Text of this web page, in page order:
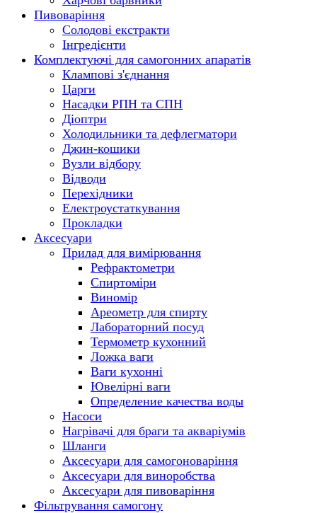
Пивоваріння
Солодові екстракти
Інгредієнти
Комплектуючі для самогонних апаратів
Клампові з'єднання
Царги
Насадки РПН та СПН
Діоптри
Холодильники та дефлегматори
Джин-кошики
Вузли відбору
Відводи
Перехідники
Електроустаткування
Прокладки
Аксесуари
Прилад для вимірювання
Рефрактометри
Спиртоміри
Виномір
Ареометр для спирту
Лабораторний посуд
Термометр кухонний
Ложка ваги
Ваги кухонні
Ювелірні ваги
Определение качества воды
Насоси
Нагрівачі для браги та акваріумів
Шланги
Аксесуари для самогоноваріння
Аксесуари для виноробства
Аксесуари для пивоваріння
Фільтрування самогону